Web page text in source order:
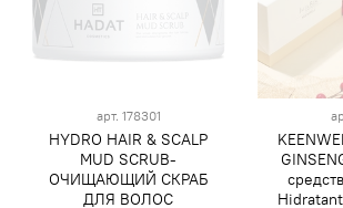
арт. 178301
HYDRO HAIR & SCALP
MUD SCRUB-
ОЧИЩАЮЩИЙ СКРАБ
ДЛЯ ВОЛОС